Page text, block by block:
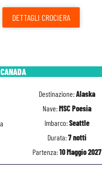
DETTAGLI CROCIERA
Destinazione:Alaska
Nave:MSC Poesia
Imbarco:Seattle
Durata:7 notti
Partenza:10 Maggio 2027